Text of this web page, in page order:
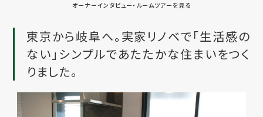
オーナーインタビュー・ルームツアーを見る
東京から岐阜へ。実家リノベで「生活感の
ない」シンプルであたたかな住まいをつく
りました。